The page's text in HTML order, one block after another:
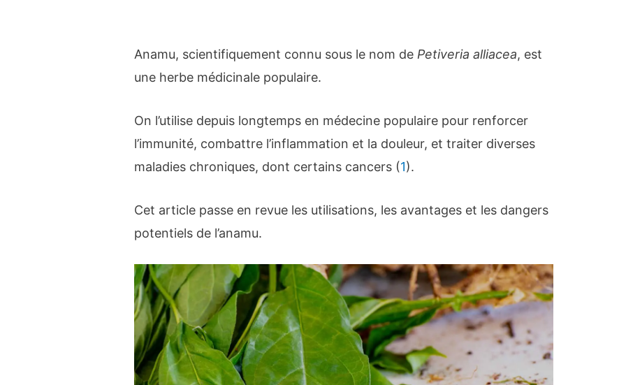
Anamu, scientifiquement connu sous le nom de Petiveria alliacea, est
une herbe médicinale populaire.
On l’utilise depuis longtemps en médecine populaire pour renforcer
l’immunité, combattre l’inflammation et la douleur, et traiter diverses
maladies chroniques, dont certains cancers (1).
Cet article passe en revue les utilisations, les avantages et les dangers
potentiels de l’anamu.